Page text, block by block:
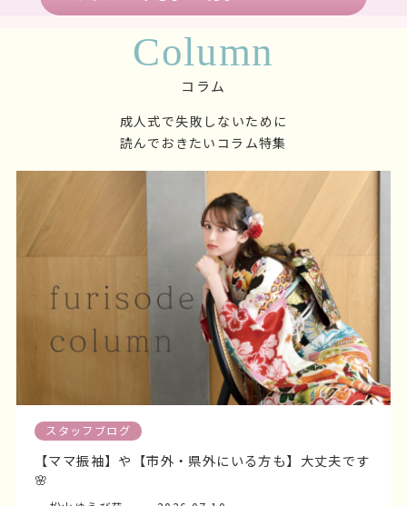
松山ゆうび苑に頂くご質問Q&A①🌸
#ゆうび苑 #ブログ #成人式振袖 #振袖
スタッフブログをもっと見る
Column
コラム
成人式で失敗しないために
読んでおきたいコラム特集